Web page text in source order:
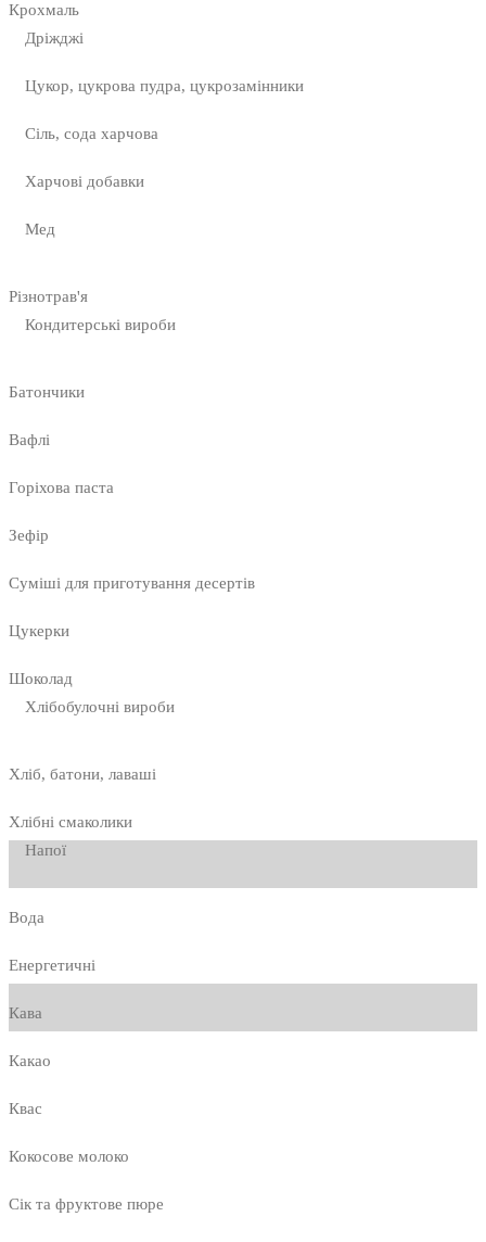
Крохмаль
Дріжджі
Цукор, цукрова пудра, цукрозамінники
Сіль, сода харчова
Харчові добавки
Мед
Різнотрав'я
Кондитерські вироби
Батончики
Вафлі
Горіхова паста
Зефір
Суміші для приготування десертів
Цукерки
Шоколад
Хлібобулочні вироби
Хліб, батони, лаваші
Хлібні смаколики
Напої
Вода
Енергетичні
Кава
Какао
Квас
Кокосове молоко
Сік та фруктове пюре